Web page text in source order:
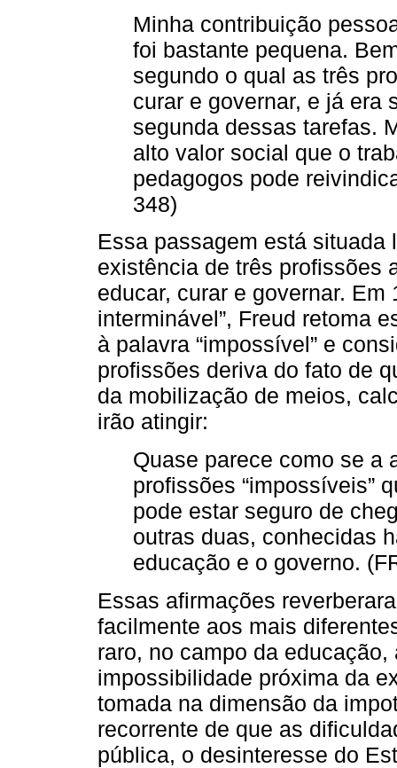
Minha contribuição
foi bastante pequena.
segundo o qual as três
curar e governar, e já era
segunda dessas tarefas.
alto valor social que o
pedagogos pode
348)
Essa passagem está
existência de três profissões
educar, curar e governar. Em
interminável”, Freud retoma
à palavra “impossível” e
profissões deriva do fato de
da mobilização de meios,
irão atingir:
Quase parece como se a
profissões “impossíveis”
pode estar seguro de
outras duas, conhecidas
educação e o governo.
Essas afirmações
facilmente aos mais
raro, no campo da
impossibilidade próxima da
tomada na dimensão da
recorrente de que as
pública, o desinteresse do